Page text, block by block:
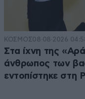
ΚΟΣΜΟΣ08·08·2026
Στα ίχνη της
άνθρωπος των
εντοπίστηκε στη